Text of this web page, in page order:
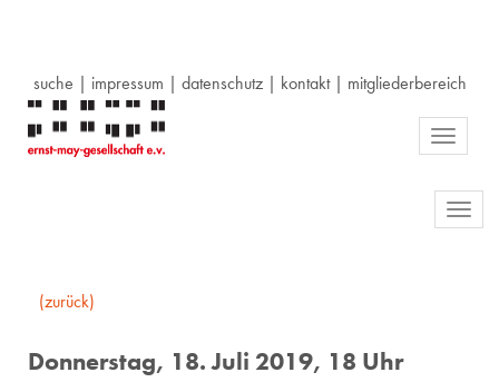
suche | impressum | datenschutz| kontakt| mitgliederbereich
Toggle
(zurück)
Donnerstag, 18. Juli 2019, 18 Uhr